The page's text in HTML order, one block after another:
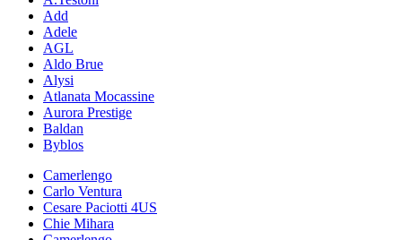
Add
Adele
AGL
Aldo Brue
Alysi
Atlanata Mocassine
Aurora Prestige
Baldan
Byblos
Camerlengo
Carlo Ventura
Cesare Paciotti 4US
Chie Mihara